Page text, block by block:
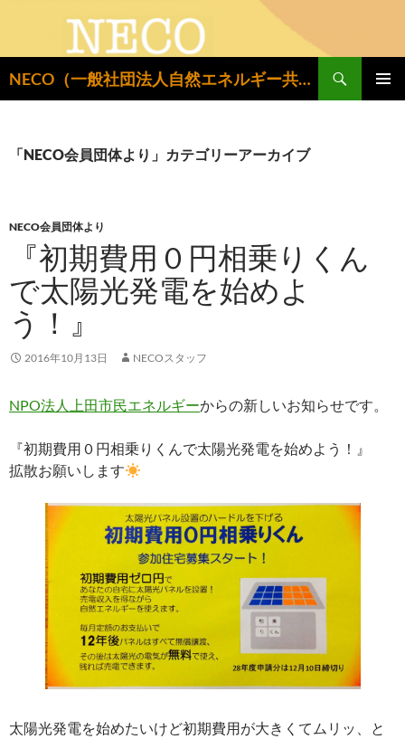
NECO（一般社団法人自然エネルギー共同設置推進機構）
索
ン
キ
「NECO会員団体より」カテゴリーアーカイブ
NECO会員団体より
『初期費用０円相乗りくん
で太陽光発電を始めよ
う！』
2016年10月13日 NECOスタッフ
NPO法人上田市民エネルギーからの新しいお知らせです。
『初期費用０円相乗りくんで太陽光発電を始めよう！』
拡散お願いします
太陽光発電を始めたいけど初期費用が大きくてムリッ、と